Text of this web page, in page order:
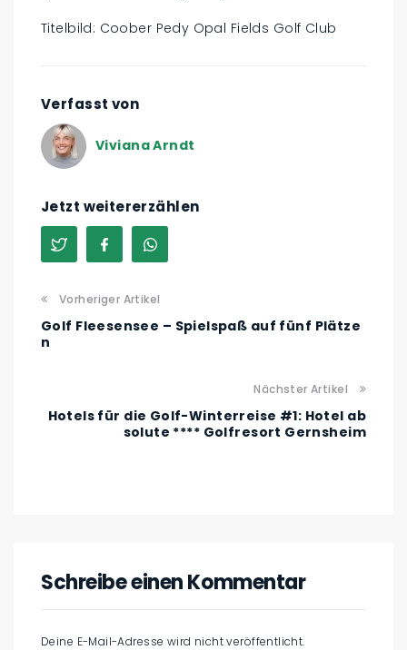
Titelbild: Coober Pedy Opal Fields Golf Club
Verfasst von
Viviana Arndt
Jetzt weitererzählen
Vorheriger Artikel
Golf Fleesensee – Spielspaß auf fünf Plätze
n
Nächster Artikel
Hotels für die Golf-Winterreise #1: Hotel ab
solute **** Golfresort Gernsheim
Schreibe einen Kommentar
Deine E-Mail-Adresse wird nicht veröffentlicht.